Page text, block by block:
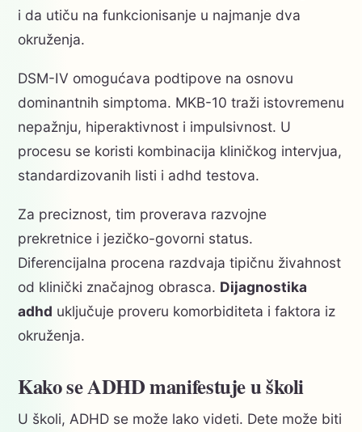
i da utiču na funkcionisanje u najmanje dva
okruženja.
DSM-IV omogućava podtipove na osnovu
dominantnih simptoma. MKB-10 traži istovremenu
nepažnju, hiperaktivnost i impulsivnost. U
procesu se koristi kombinacija kliničkog intervjua,
standardizovanih listi i adhd testova.
Za preciznost, tim proverava razvojne
prekretnice i jezičko-govorni status.
Diferencijalna procena razdvaja tipičnu živahnost
od klinički značajnog obrasca. Dijagnostika
adhd uključuje proveru komorbiditeta i faktora iz
okruženja.
Kako se ADHD manifestuje u školi
U školi, ADHD se može lako videti. Dete može biti